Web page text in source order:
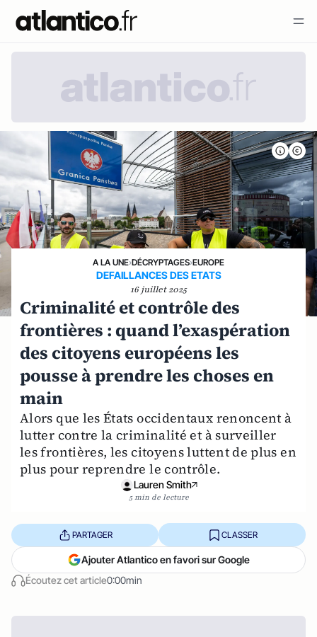
A LA UNE›DÉCRYPTAGES›EUROPE
DEFAILLANCES DES ETATS
16 juillet 2025
Criminalité et contrôle des
frontières : quand l’exaspération
des citoyens européens les
pousse à prendre les choses en
main
Alors que les États occidentaux renoncent à
lutter contre la criminalité et à surveiller
les frontières, les citoyens luttent de plus en
plus pour reprendre le contrôle.
Lauren Smith
5 min de lecture
Écoutez cet article0:00min
PARTAGER CLASSER
Ajouter Atlantico en favori sur Google